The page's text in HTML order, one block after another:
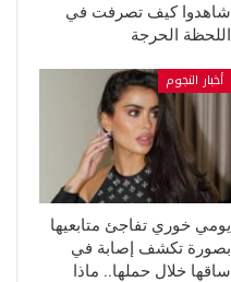
شاهدوا كيف تصرفت في
اللحظة الحرجة
أخبار النجوم
يومي خوري تفاجئ متابعيها
بصورة تكشف إصابة في
ساقها خلال حملها.. ماذا